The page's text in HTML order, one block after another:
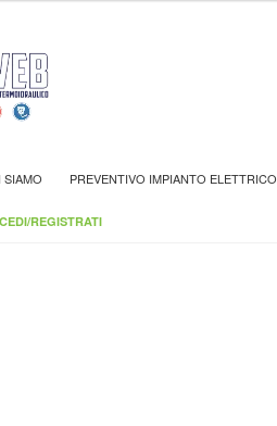
SIAMO PREVENTIVO IMPIANTO ELETTRICO
REGISTRATI
E CENTRALINI